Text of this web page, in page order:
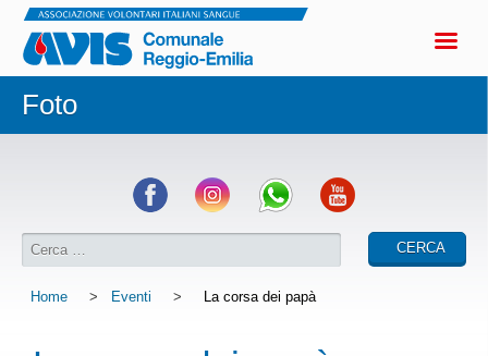
Foto
Home > Eventi > La corsa dei papà